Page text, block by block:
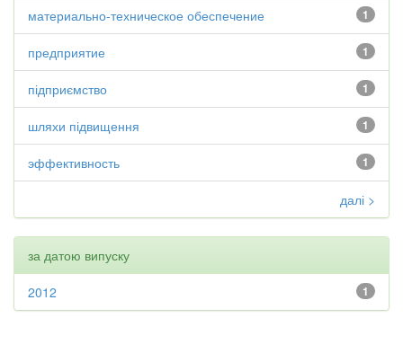
1
материально-техническое обеспечение
1
предприятие
1
підприємство
1
шляхи підвищення
1
эффективность
далі >
за датою випуску
1
2012